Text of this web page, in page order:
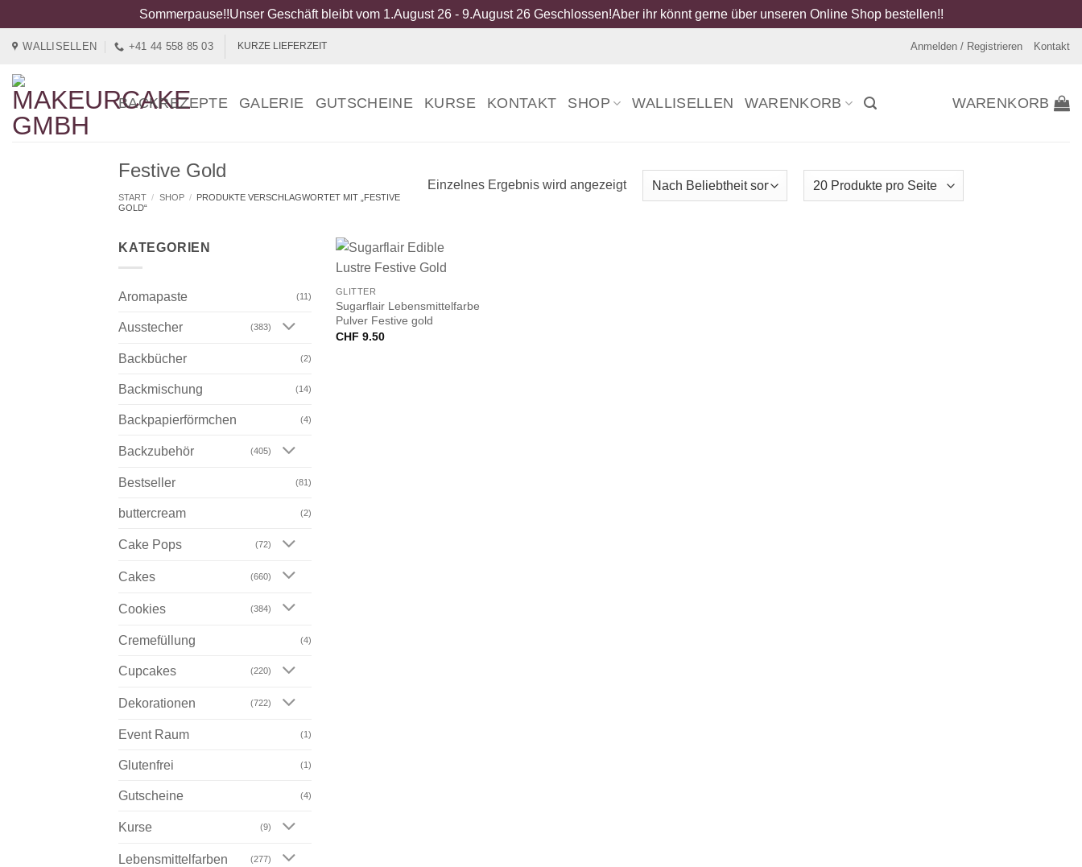
Sommerpause!!Unser Geschäft bleibt vom 1.August 26 - 9.August 26 Geschlossen!Aber ihr könnt gerne über unseren Online Shop bestellen!!
springen
WALLISELLEN +41 44 558 85 03 KURZE LIEFERZEIT Anmelden / Registrieren Kontakt
BACKREZEPTE GALERIE GUTSCHEINE KURSE KONTAKT SHOP WALLISELLEN WARENKORB WARENKORB
Festive Gold
START / SHOP / PRODUKTE VERSCHLAGWORTET MIT „FESTIVE
GOLD“
Einzelnes Ergebnis wird angezeigt
KATEGORIEN
Aromapaste (11)
Ausstecher (383)
Backbücher (2)
Backmischung (14)
Backpapierförmchen (4)
Backzubehör (405)
Bestseller (81)
buttercream (2)
Cake Pops (72)
Cakes (660)
Cookies (384)
Cremefüllung (4)
Cupcakes (220)
Dekorationen (722)
Event Raum (1)
Glutenfrei (1)
Gutscheine (4)
Kurse (9)
Lebensmittelfarben (277)
+
GLITTER
Sugarflair Lebensmittelfarbe
Pulver Festive gold
CHF 9.50